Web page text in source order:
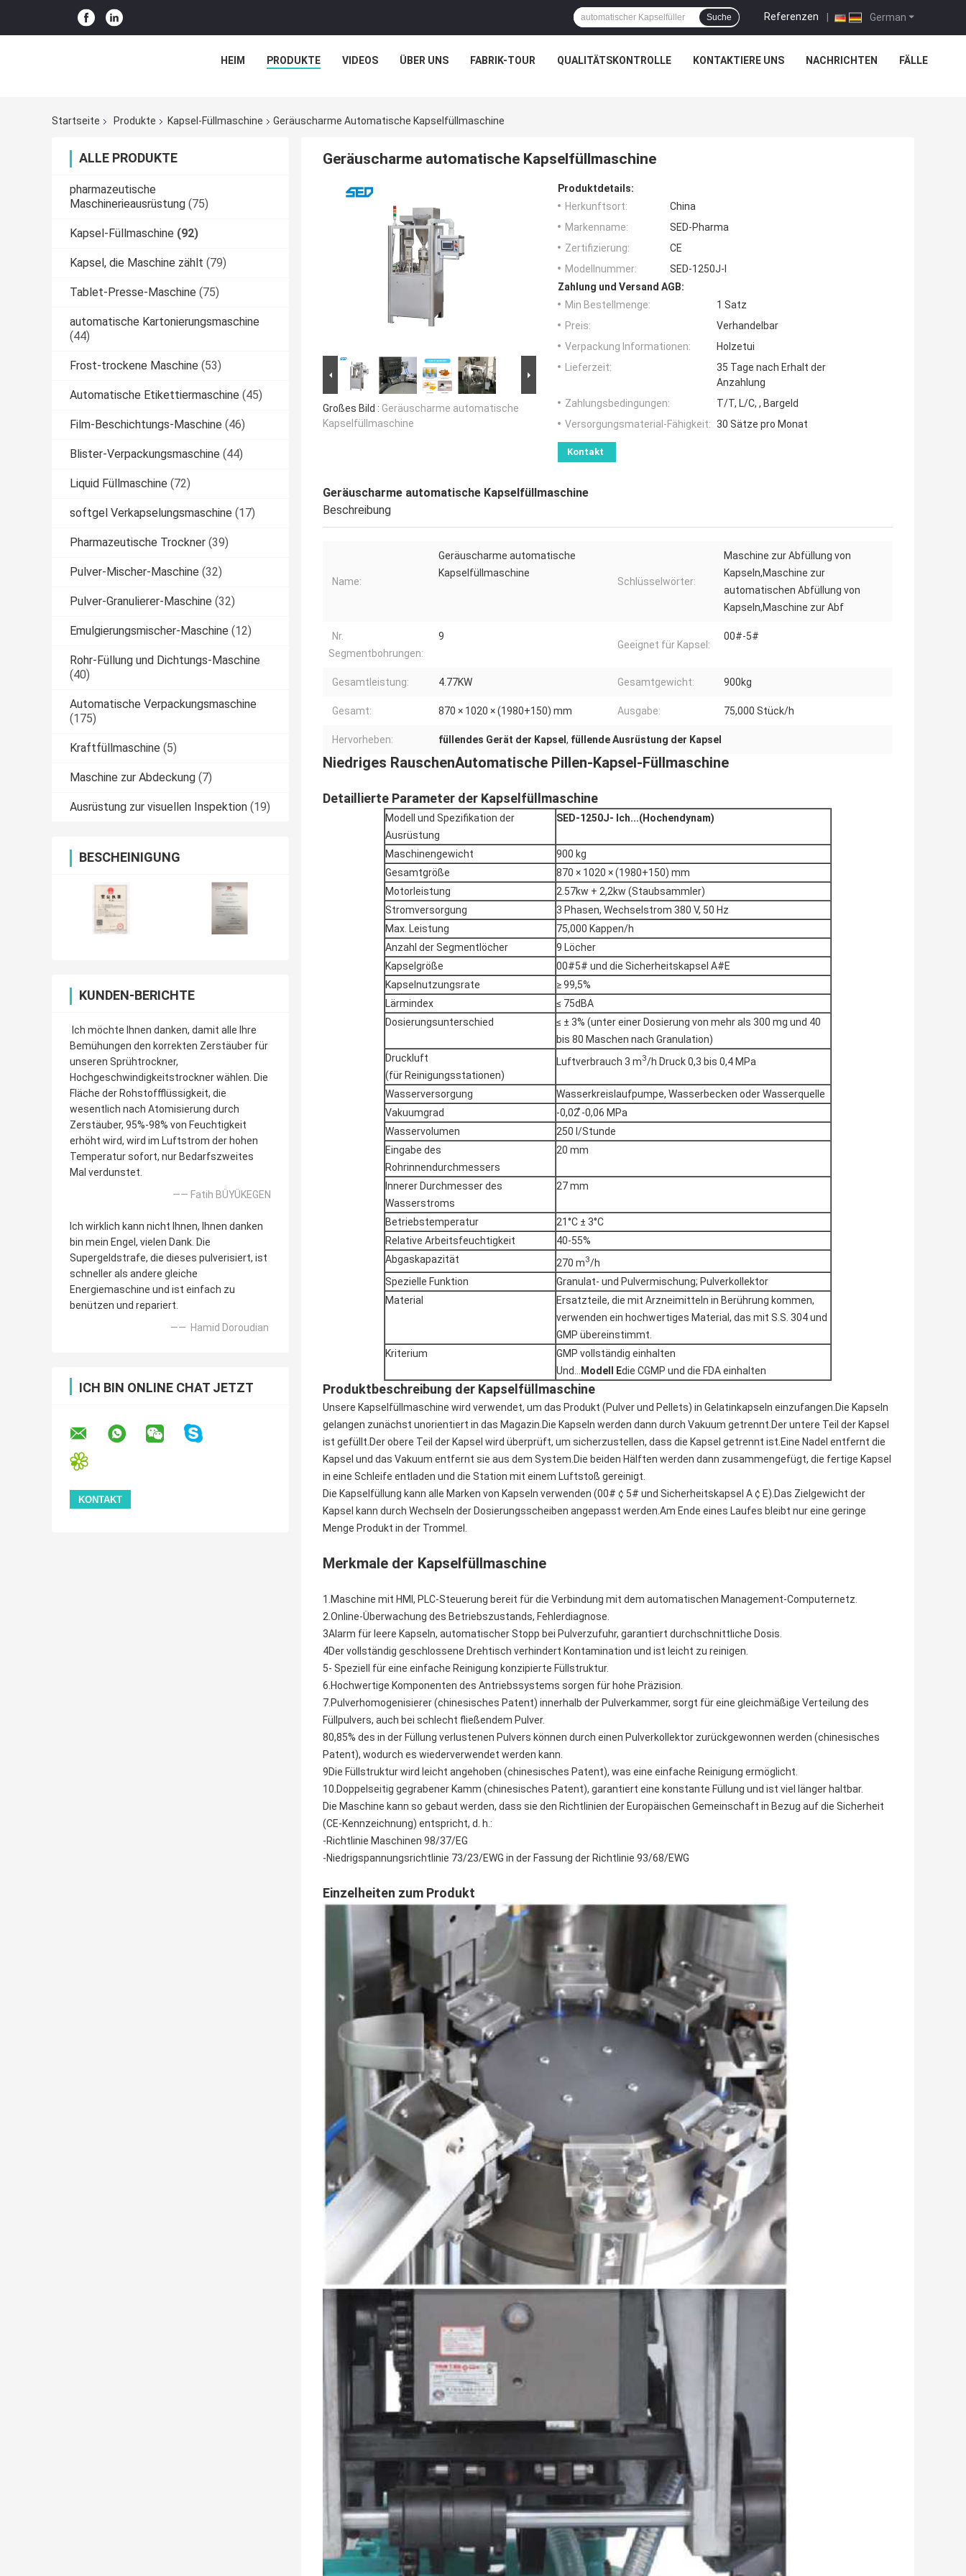
German
Referenzen |
Suche
HEIM PRODUKTE VIDEOS ÜBER UNS FABRIK-TOUR QUALITÄTSKONTROLLE KONTAKTIERE UNS NACHRICHTEN FÄLLE
Startseite Produkte Kapsel-Füllmaschine Geräuscharme Automatische Kapselfüllmaschine
ALLE PRODUKTE
pharmazeutische
Maschinerieausrüstung (75)
Kapsel-Füllmaschine (92)
Kapsel, die Maschine zählt (79)
Tablet-Presse-Maschine (75)
automatische Kartonierungsmaschine
(44)
Frost-trockene Maschine (53)
Automatische Etikettiermaschine (45)
Film-Beschichtungs-Maschine (46)
Blister-Verpackungsmaschine (44)
Liquid Füllmaschine (72)
softgel Verkapselungsmaschine (17)
Pharmazeutische Trockner (39)
Pulver-Mischer-Maschine (32)
Pulver-Granulierer-Maschine (32)
Emulgierungsmischer-Maschine (12)
Rohr-Füllung und Dichtungs-Maschine
(40)
Automatische Verpackungsmaschine
(175)
Kraftfüllmaschine (5)
Maschine zur Abdeckung (7)
Ausrüstung zur visuellen Inspektion (19)
BESCHEINIGUNG
KUNDEN-BERICHTE
Ich möchte Ihnen danken, damit alle Ihre
Bemühungen den korrekten Zerstäuber für
unseren Sprühtrockner,
Hochgeschwindigkeitstrockner wählen. Die
Fläche der Rohstoffflüssigkeit, die
wesentlich nach Atomisierung durch
Zerstäuber, 95%-98% von Feuchtigkeit
erhöht wird, wird im Luftstrom der hohen
Temperatur sofort, nur Bedarfszweites
Mal verdunstet.
—— Fatih BÜYÜKEGEN
Ich wirklich kann nicht Ihnen, Ihnen danken
bin mein Engel, vielen Dank. Die
Supergeldstrafe, die dieses pulverisiert, ist
schneller als andere gleiche
Energiemaschine und ist einfach zu
benützen und repariert.
—— Hamid Doroudian
ICH BIN ONLINE CHAT JETZT
Geräuscharme automatische Kapselfüllmaschine
Großes Bild : Geräuscharme automatische
Kapselfüllmaschine
Produktdetails:
Herkunftsort:
China
Markenname:
SED-Pharma
Zertifizierung:
CE
Modellnummer:
SED-1250J-I
Zahlung und Versand AGB:
Min Bestellmenge:
1 Satz
Preis:
Verhandelbar
Verpackung Informationen:
Holzetui
Lieferzeit:
35 Tage nach Erhalt der
Anzahlung
Zahlungsbedingungen:
T/T, L/C, , Bargeld
Versorgungsmaterial-Fähigkeit: 30 Sätze pro Monat
Kontakt
Geräuscharme automatische Kapselfüllmaschine
Beschreibung
Name:
Geräuscharme automatische
Kapselfüllmaschine
Schlüsselwörter:
Maschine zur Abfüllung von
Kapseln,Maschine zur
automatischen Abfüllung von
Kapseln,Maschine zur Abf
Nr.
Segmentbohrungen:
9
Geeignet für Kapsel:
00#-5#
Gesamtleistung: 4.77KW Gesamtgewicht: 900kg
Gesamt: 870 × 1020 × (1980+150) mm Ausgabe: 75,000 Stück/h
Hervorheben: füllendes Gerät der Kapsel , füllende Ausrüstung der Kapsel
Niedriges RauschenAutomatische Pillen-Kapsel-Füllmaschine
Detaillierte Parameter der Kapselfüllmaschine
Modell und Spezifikation der
Ausrüstung
SED-1250J- Ich...(Hochendynam)
Maschinengewicht
900 kg
Gesamtgröße
870 × 1020 × (1980+150) mm
Motorleistung
2.57kw + 2,2kw (Staubsammler)
Stromversorgung
3 Phasen, Wechselstrom 380 V, 50 Hz
Max. Leistung
75,000 Kappen/h
Anzahl der Segmentlöcher
9 Löcher
Kapselgröße
00#5# und die Sicherheitskapsel A#E
Kapselnutzungsrate
≥ 99,5%
Lärmindex
≤ 75dBA
Dosierungsunterschied
≤ ± 3% (unter einer Dosierung von mehr als 300 mg und 40
bis 80 Maschen nach Granulation)
Druckluft
(für Reinigungsstationen)
Luftverbrauch 3 m3/h Druck 0,3 bis 0,4 MPa
Wasserversorgung
Wasserkreislaufpumpe, Wasserbecken oder Wasserquelle
Vakuumgrad
-0,02 ̊-0,06 MPa
Wasservolumen
250 l/Stunde
Eingabe des
Rohrinnendurchmessers
20 mm
Innerer Durchmesser des
Wasserstroms
27 mm
Betriebstemperatur
21°C ± 3°C
Relative Arbeitsfeuchtigkeit
40-55%
Abgaskapazität
270 m3/h
Spezielle Funktion
Granulat- und Pulvermischung; Pulverkollektor
Material
Ersatzteile, die mit Arzneimitteln in Berührung kommen,
verwenden ein hochwertiges Material, das mit S.S. 304 und
GMP übereinstimmt.
Kriterium
GMP vollständig einhalten
Und... Modell Edie CGMP und die FDA einhalten
Produktbeschreibung der Kapselfüllmaschine
Unsere Kapselfüllmaschine wird verwendet, um das Produkt (Pulver und Pellets) in Gelatinkapseln einzufangen.Die Kapseln
gelangen zunächst unorientiert in das Magazin.Die Kapseln werden dann durch Vakuum getrennt.Der untere Teil der Kapsel
ist gefüllt.Der obere Teil der Kapsel wird überprüft, um sicherzustellen, dass die Kapsel getrennt ist.Eine Nadel entfernt die
Kapsel und das Vakuum entfernt sie aus dem System.Die beiden Hälften werden dann zusammengefügt, die fertige Kapsel
in eine Schleife entladen und die Station mit einem Luftstoß gereinigt.
Die Kapselfüllung kann alle Marken von Kapseln verwenden (00# ¢ 5# und Sicherheitskapsel A ¢ E).Das Zielgewicht der
Kapsel kann durch Wechseln der Dosierungsscheiben angepasst werden.Am Ende eines Laufes bleibt nur eine geringe
Menge Produkt in der Trommel.
Merkmale der Kapselfüllmaschine
1.Maschine mit HMI, PLC-Steuerung bereit für die Verbindung mit dem automatischen Management-Computernetz.
2.Online-Überwachung des Betriebszustands, Fehlerdiagnose.
3Alarm für leere Kapseln, automatischer Stopp bei Pulverzufuhr, garantiert durchschnittliche Dosis.
4Der vollständig geschlossene Drehtisch verhindert Kontamination und ist leicht zu reinigen.
5- Speziell für eine einfache Reinigung konzipierte Füllstruktur.
6.Hochwertige Komponenten des Antriebssystems sorgen für hohe Präzision.
7.Pulverhomogenisierer (chinesisches Patent) innerhalb der Pulverkammer, sorgt für eine gleichmäßige Verteilung des
Füllpulvers, auch bei schlecht fließendem Pulver.
80,85% des in der Füllung verlustenen Pulvers können durch einen Pulverkollektor zurückgewonnen werden (chinesisches
Patent), wodurch es wiederverwendet werden kann.
9Die Füllstruktur wird leicht angehoben (chinesisches Patent), was eine einfache Reinigung ermöglicht.
10.Doppelseitig gegrabener Kamm (chinesisches Patent), garantiert eine konstante Füllung und ist viel länger haltbar.
Die Maschine kann so gebaut werden, dass sie den Richtlinien der Europäischen Gemeinschaft in Bezug auf die Sicherheit
(CE-Kennzeichnung) entspricht, d. h.:
-Richtlinie Maschinen 98/37/EG
-Niedrigspannungsrichtlinie 73/23/EWG in der Fassung der Richtlinie 93/68/EWG
Einzelheiten zum Produkt